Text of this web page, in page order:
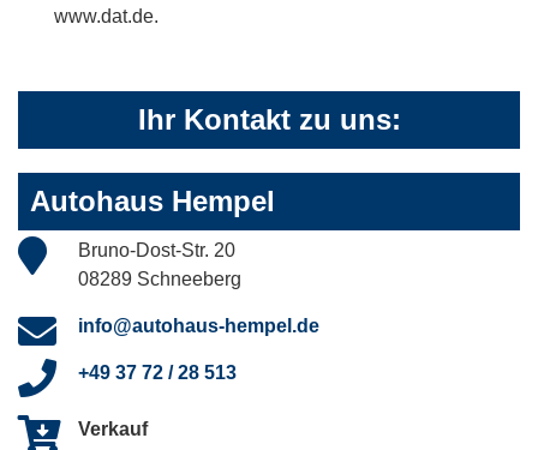
www.dat.de.
Ihr Kontakt zu uns:
Autohaus Hempel
Bruno-Dost-Str. 20
08289 Schneeberg
info@autohaus-hempel.de
+49 37 72 / 28 513
Verkauf